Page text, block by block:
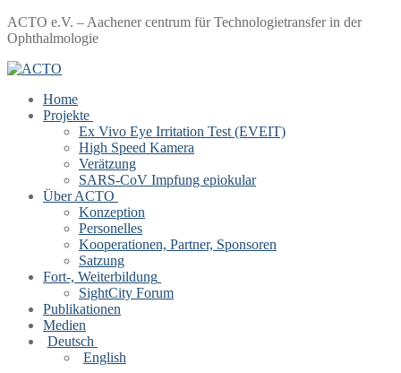
Zum
Inhalt
Menü
Schließen
ACTO e.V. – Aachener centrum für Technologietransfer in der
Ophthalmologie
Home
Projekte
Ex Vivo Eye Irritation Test (EVEIT)
High Speed Kamera
Verätzung
SARS-CoV Impfung epiokular
Über ACTO
Konzeption
Personelles
Kooperationen, Partner, Sponsoren
Satzung
Fort-, Weiterbildung
SightCity Forum
Publikationen
Medien
Deutsch
English